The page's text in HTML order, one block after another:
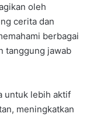
oleh
cerita dan
berbagai
tanggung jawab
untuk lebih aktif
meningkatkan